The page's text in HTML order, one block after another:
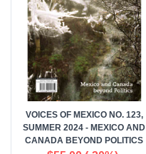
VOICES OF MEXICO NO. 123,
SUMMER 2024 - MEXICO AND
CANADA BEYOND POLITICS